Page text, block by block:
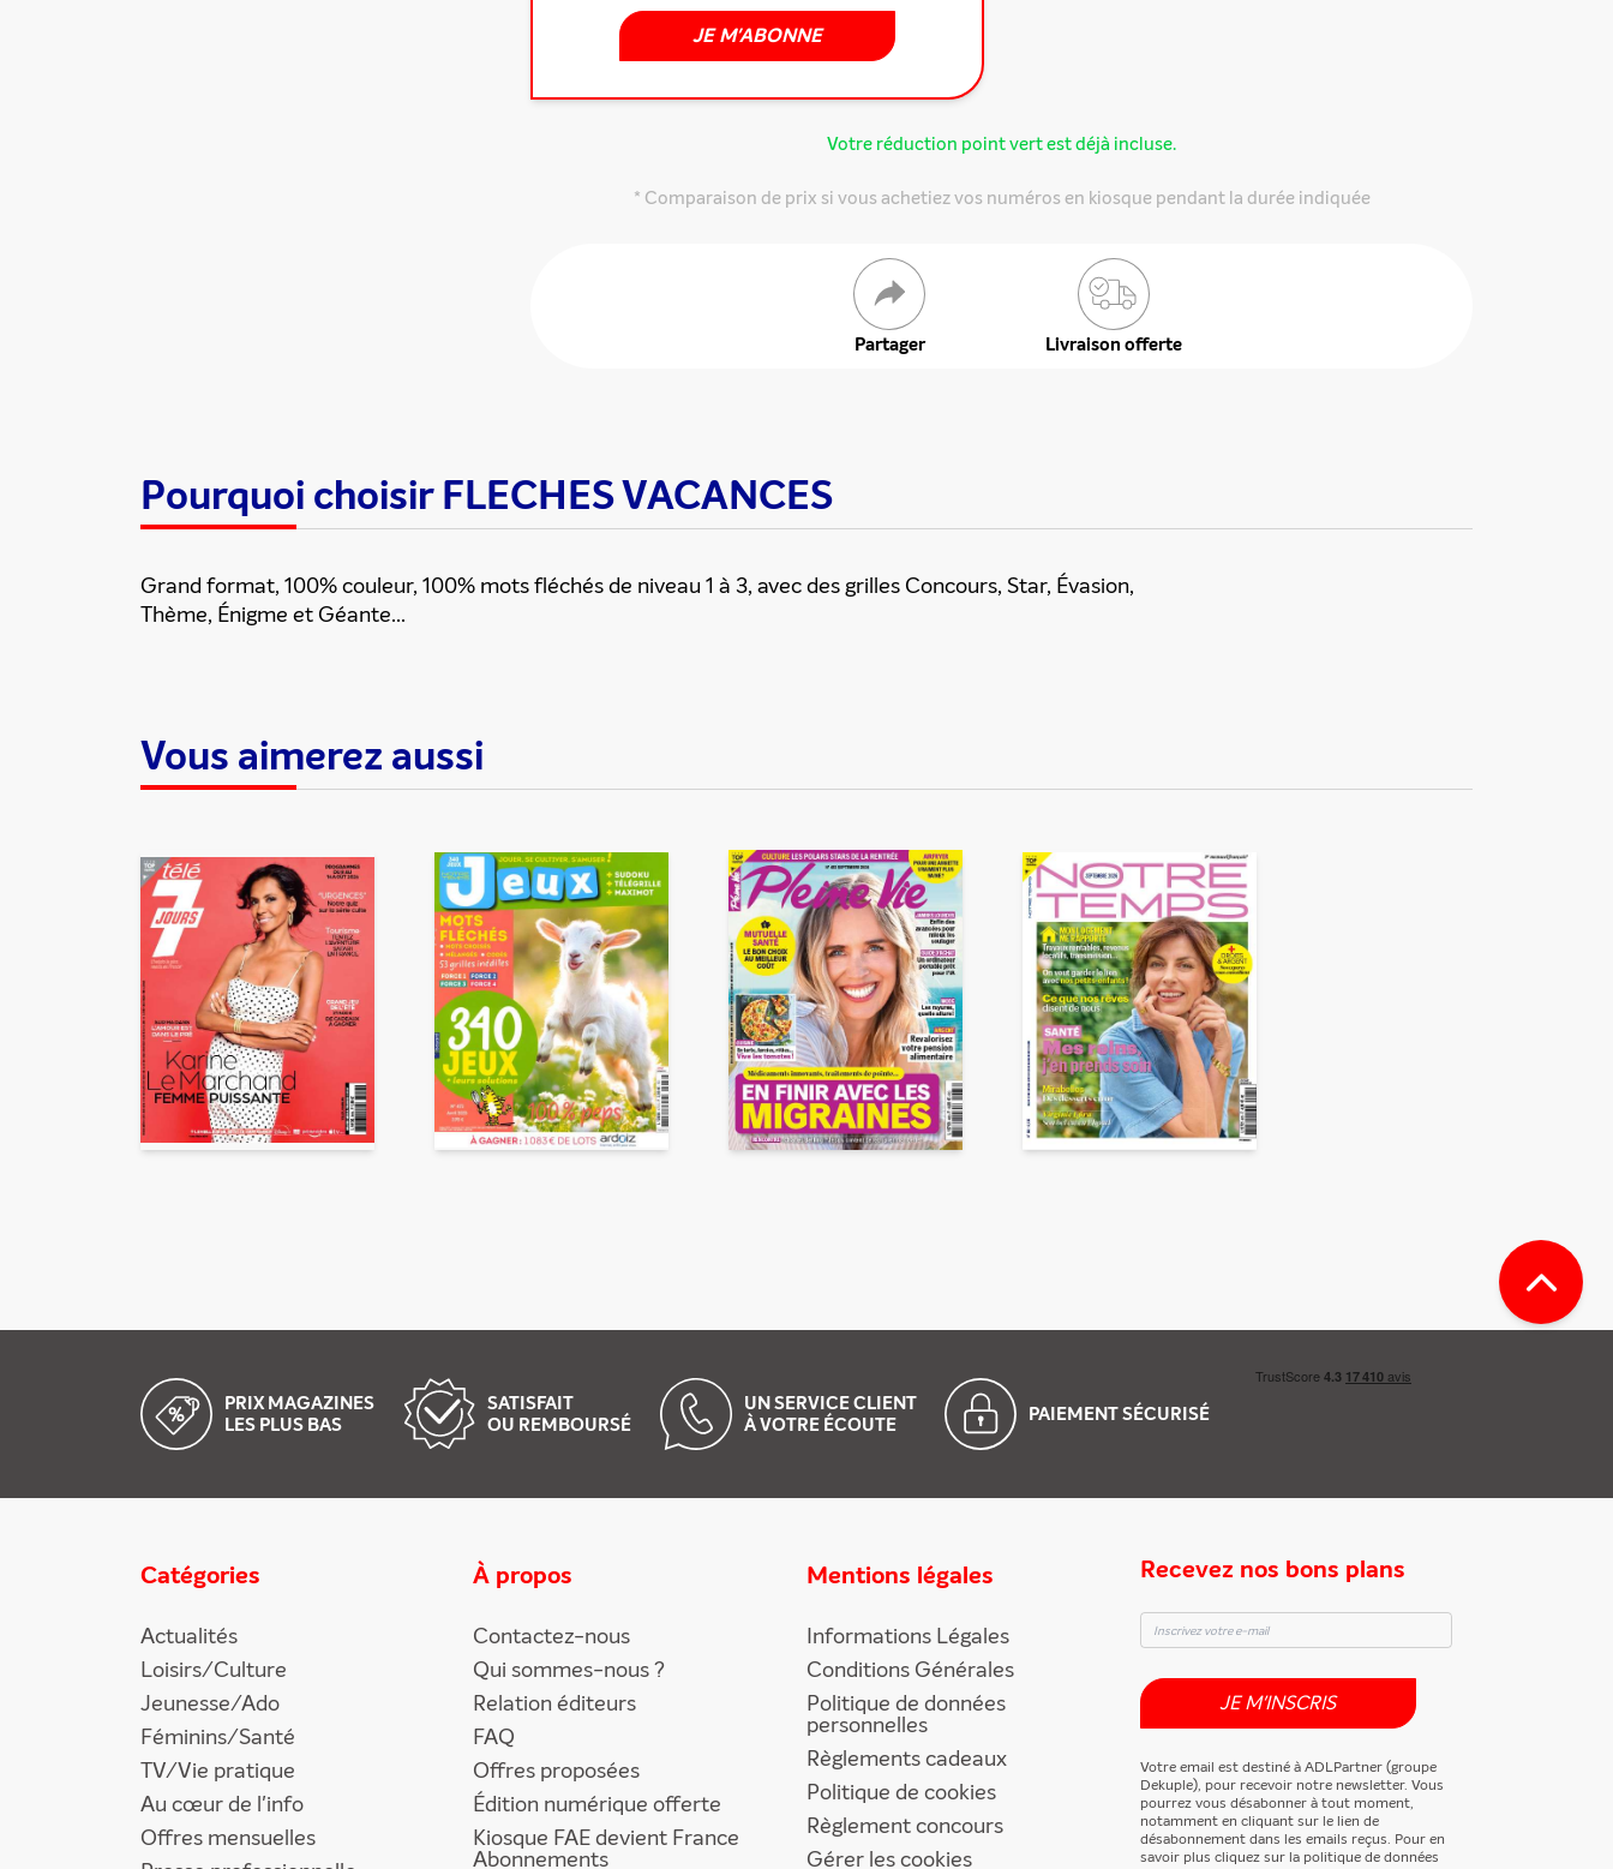
JE M'ABONNE
Votre réduction point vert est déjà incluse.
* Comparaison de prix si vous achetiez vos numéros en kiosque pendant la durée indiquée
Partager Livraison offerte
En partageant du contenu, vous acceptez que ces informations soient traitées par ADLPartner (groupe Dékuple), responsable de
traitement, pour donner suite à votre demande de recommandation auprès de votre ami. Vous certifiez également ne pas envoyer
d’email indésirable. Votre adresse email et celle de votre ami ne sont utilisées que pour cet envoi à la suite duquel elles seront
automatiquement supprimées. Pour en savoir plus, consultez notre rubrique "Données personnelles".
Pourquoi choisir FLECHES VACANCES
Grand format, 100% couleur, 100% mots fléchés de niveau 1 à 3, avec des grilles Concours, Star, Évasion,
Thème, Énigme et Géante...
Vous aimerez aussi
PRIX MAGAZINES
LES PLUS BAS
SATISFAIT
OU REMBOURSÉ
UN SERVICE CLIENT
À VOTRE ÉCOUTE
PAIEMENTSÉCURISÉ
Catégories
Actualités
Loisirs/Culture
Jeunesse/Ado
Féminins/Santé
TV/Vie pratique
Au cœur de l'info
Offres mensuelles
À propos
Contactez-nous
Qui sommes-nous ?
Relation éditeurs
FAQ
Offres proposées
Édition numérique offerte
Kiosque FAE devient France
Abonnements
Mentions légales
Informations Légales
Conditions Générales
Politique de données
personnelles
Règlements cadeaux
Politique de cookies
Règlement concours
Gérer les cookies
Recevez nos bons plans
JE M'INSCRIS
Votre email est destiné à ADLPartner (groupe
Dekuple), pour recevoir notre newsletter. Vous
pourrez vous désabonner à tout moment,
notamment en cliquant sur le lien de
désabonnement dans les emails reçus. Pour en
savoir plus cliquez sur la politique de données